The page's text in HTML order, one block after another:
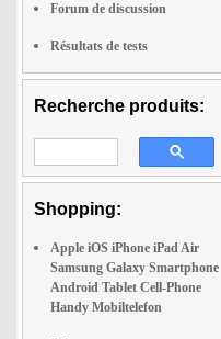
Forum de discussion
Résultats de tests
Recherche produits:
Shopping:
Apple iOS iPhone iPad Air
Samsung Galaxy Smartphone
Android Tablet Cell-Phone
Handy Mobiltelefon